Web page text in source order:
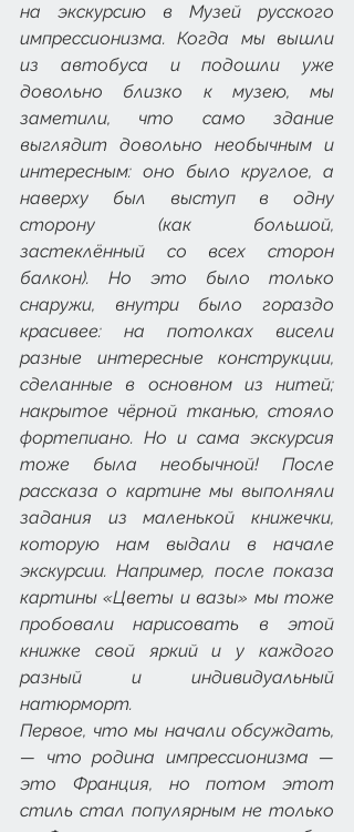
на экскурсию в Музей русского
импрессионизма. Когда мы вышли
из автобуса и подошли уже
довольно близко к музею, мы
заметили, что само здание
выглядит довольно необычным и
интересным: оно было круглое, а
наверху был выступ в одну
сторону (как большой,
застеклённый со всех сторон
балкон). Но это было только
снаружи, внутри было гораздо
красивее: на потолках висели
разные интересные конструкции,
сделанные в основном из нитей;
накрытое чёрной тканью, стояло
фортепиано. Но и сама экскурсия
тоже была необычной! После
рассказа о картине мы выполняли
задания из маленькой книжечки,
которую нам выдали в начале
экскурсии. Например, после показа
картины «Цветы и вазы» мы тоже
пробовали нарисовать в этой
книжке свой яркий и у каждого
разный и индивидуальный
натюрморт.
Первое, что мы начали обсуждать,
— что родина импрессионизма —
это Франция, но потом этот
стиль стал популярным не только